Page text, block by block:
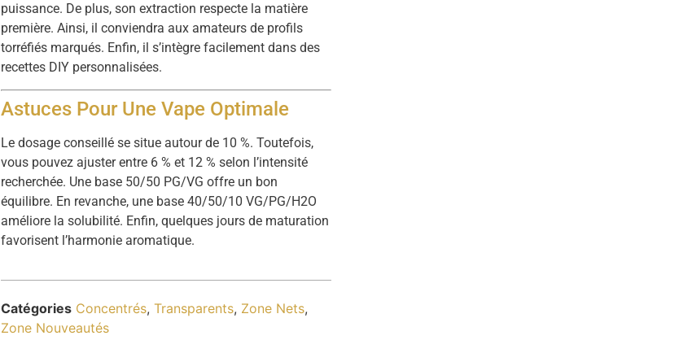
puissance. De plus, son extraction respecte la matière
première. Ainsi, il conviendra aux amateurs de profils
torréfiés marqués. Enfin, il s’intègre facilement dans des
recettes DIY personnalisées.
Astuces Pour Une Vape Optimale
Le dosage conseillé se situe autour de 10 %. Toutefois,
vous pouvez ajuster entre 6 % et 12 % selon l’intensité
recherchée. Une base 50/50 PG/VG offre un bon
équilibre. En revanche, une base 40/50/10 VG/PG/H2O
améliore la solubilité. Enfin, quelques jours de maturation
favorisent l’harmonie aromatique.
Catégories Concentrés,Transparents, Zone Nets,
Zone Nouveautés